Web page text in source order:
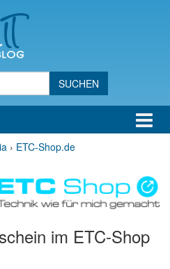
› ETC-Shop.de
im ETC-Shop